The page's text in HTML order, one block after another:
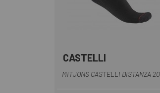
Blau Fosc
Blanc
CASTELLI
MITJONS CASTELLI DISTANZA 20